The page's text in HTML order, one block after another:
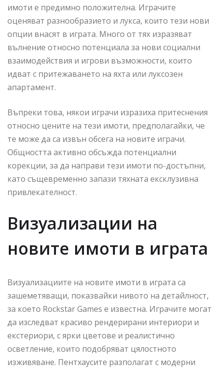
имоти е предимно положителна. Играчите
оценяват разнообразието и лукса, които тези нови
опции внасят в играта. Много от тях изразяват
вълнение относно потенциала за нови социални
взаимодействия и игрови възможности, които
идват с притежаването на яхта или луксозен
апартамент.
Въпреки това, някои играчи изразиха притеснения
относно цените на тези имоти, предполагайки, че
те може да са извън обсега на новите играчи.
Общността активно обсъжда потенциални
корекции, за да направи тези имоти по-достъпни,
като същевременно запази тяхната ексклузивна
привлекателност.
Визуализации на
новите имоти в играта
Визуализациите на новите имоти в играта са
зашеметяващи, показвайки нивото на детайлност,
за което Rockstar Games е известна. Играчите могат
да изследват красиво рендерирани интериори и
екстериори, с ярки цветове и реалистично
осветление, които подобряват цялостното
изживяване. Пентхаусите разполагат с модерни